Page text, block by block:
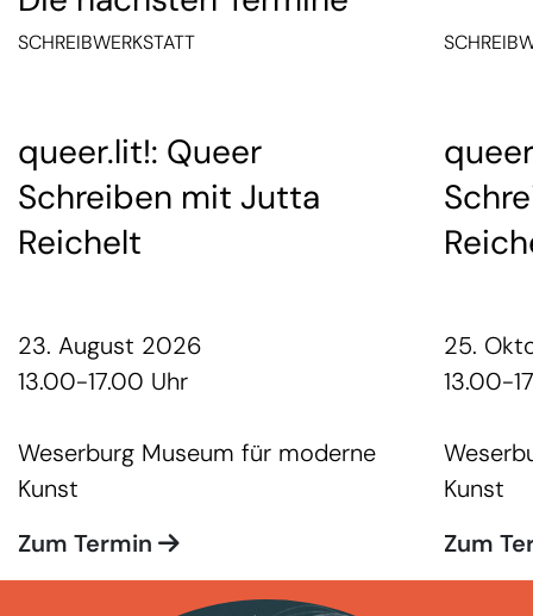
SCHREIBWERKSTATT
queer.lit!: Queer
Schreiben mit Jutta
Reichelt
23. August 2026
13.00-17.00 Uhr
Weserburg Museum für moderne
Kunst
Zum Termin
25.
13.00-
Kunst
Zum